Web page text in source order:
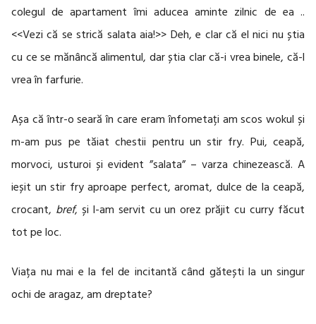
colegul de apartament îmi aducea aminte zilnic de ea ..
<<Vezi că se strică salata aia!>> Deh, e clar că el nici nu știa
cu ce se mănâncă alimentul, dar știa clar că-i vrea binele, că-l
vrea în farfurie.
Așa că într-o seară în care eram înfometați am scos wokul și
m-am pus pe tăiat chestii pentru un stir fry. Pui, ceapă,
morvoci, usturoi și evident ”salata” – varza chinezească. A
ieșit un stir fry aproape perfect, aromat, dulce de la ceapă,
crocant, bref, și l-am servit cu un orez prăjit cu curry făcut
tot pe loc.
Viața nu mai e la fel de incitantă când gătești la un singur
ochi de aragaz, am dreptate?